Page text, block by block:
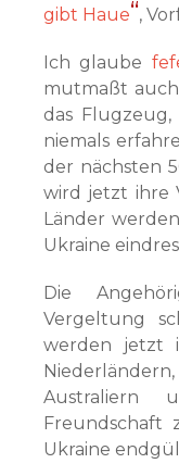
gibt Haue ,
Ich glaube
mutmaßt
das
niemals
der nächsten
wird jetzt ihre
Länder
Ukraine
Die
Vergeltung
werden jetzt
Australiern
Freundschaft
Ukraine